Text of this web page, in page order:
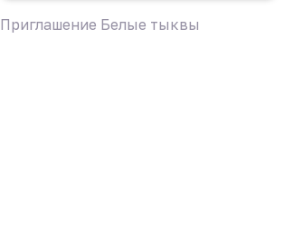
Приглашение Белые тыквы